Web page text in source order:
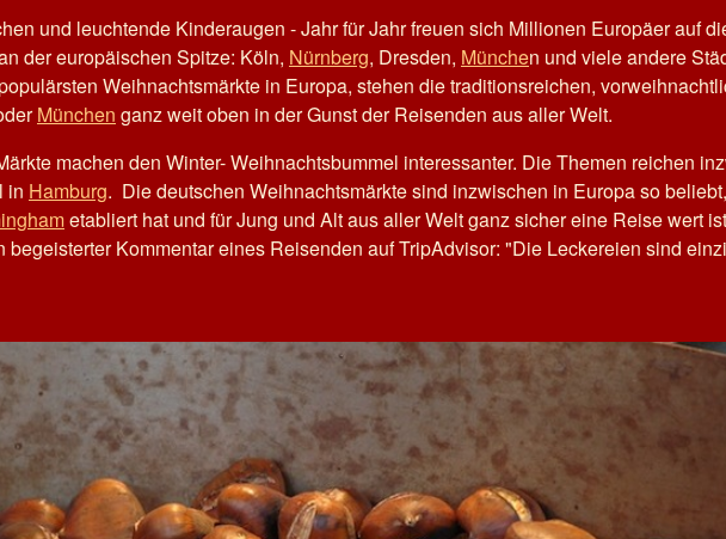
und leuchtende Kinderaugen - Jahr für Jahr freuen sich Millionen Europäer auf
der europäischen Spitze: Köln, Nürnberg, Dresden, München und viele andere
Weihnachtsmärkte in Europa, stehen die traditionsreichen,
München ganz weit oben in der Gunst der Reisenden aus aller Welt.
machen den Winter- Weihnachtsbummel interessanter. Die Themen reichen
in Hamburg. Die deutschen Weihnachtsmärkte sind inzwischen in Europa so
etabliert hat und für Jung und Alt aus aller Welt ganz sicher eine Reise wert
begeisterter Kommentar eines Reisenden auf TripAdvisor: "Die Leckereien sind